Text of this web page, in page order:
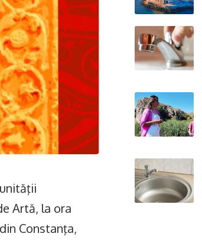
Artă, la ora
Constanţa,